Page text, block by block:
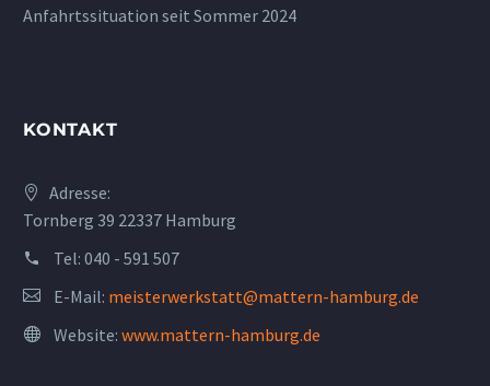
Anfahrtssituation seit Sommer 2024
KONTAKT
Adresse:
Tornberg 39 22337 Hamburg
Tel: 040 - 591 507
E-Mail: meisterwerkstatt@mattern-hamburg.de
Website: www.mattern-hamburg.de